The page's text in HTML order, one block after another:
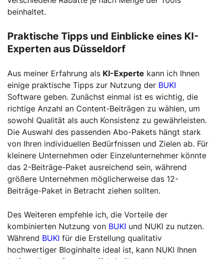
beinhaltet.
Praktische Tipps und Einblicke eines KI-
Experten aus Düsseldorf
Aus meiner Erfahrung als KI-Experte kann ich Ihnen
einige praktische Tipps zur Nutzung der BUKI
Software geben. Zunächst einmal ist es wichtig, die
richtige Anzahl an Content-Beiträgen zu wählen, um
sowohl Qualität als auch Konsistenz zu gewährleisten.
Die Auswahl des passenden Abo-Pakets hängt stark
von Ihren individuellen Bedürfnissen und Zielen ab. Für
kleinere Unternehmen oder Einzelunternehmer könnte
das 2-Beiträge-Paket ausreichend sein, während
größere Unternehmen möglicherweise das 12-
Beiträge-Paket in Betracht ziehen sollten.
Des Weiteren empfehle ich, die Vorteile der
kombinierten Nutzung von BUKI und NUKI zu nutzen.
Während BUKI für die Erstellung qualitativ
hochwertiger Bloginhalte ideal ist, kann NUKI Ihnen